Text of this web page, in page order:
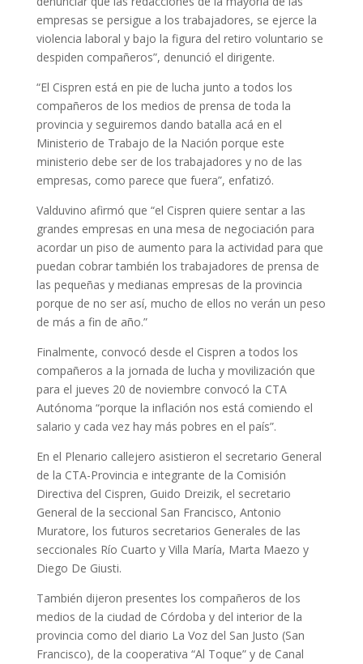
empresas se persigue a los trabajadores, se ejerce la
violencia laboral y bajo la figura del retiro voluntario se
despiden compañeros”, denunció el dirigente.
“El Cispren está en pie de lucha junto a todos los
compañeros de los medios de prensa de toda la
provincia y seguiremos dando batalla acá en el
Ministerio de Trabajo de la Nación porque este
ministerio debe ser de los trabajadores y no de las
empresas, como parece que fuera”, enfatizó.
Valduvino afirmó que “el Cispren quiere sentar a las
grandes empresas en una mesa de negociación para
acordar un piso de aumento para la actividad para que
puedan cobrar también los trabajadores de prensa de
las pequeñas y medianas empresas de la provincia
porque de no ser así, mucho de ellos no verán un peso
de más a fin de año.”
Finalmente, convocó desde el Cispren a todos los
compañeros a la jornada de lucha y movilización que
para el jueves 20 de noviembre convocó la CTA
Autónoma “porque la inflación nos está comiendo el
salario y cada vez hay más pobres en el país”.
En el Plenario callejero asistieron el secretario General
de la CTA-Provincia e integrante de la Comisión
Directiva del Cispren, Guido Dreizik, el secretario
General de la seccional San Francisco, Antonio
Muratore, los futuros secretarios Generales de las
seccionales Río Cuarto y Villa María, Marta Maezo y
Diego De Giusti.
También dijeron presentes los compañeros de los
medios de la ciudad de Córdoba y del interior de la
provincia como del diario La Voz del San Justo (San
Francisco), de la cooperativa “Al Toque” y de Canal